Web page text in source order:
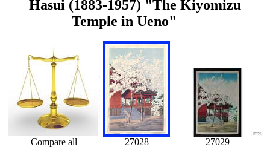
Hasui (1883-1957) "The Kiyomizu
Temple in Ueno"
Compare all 27028 27029